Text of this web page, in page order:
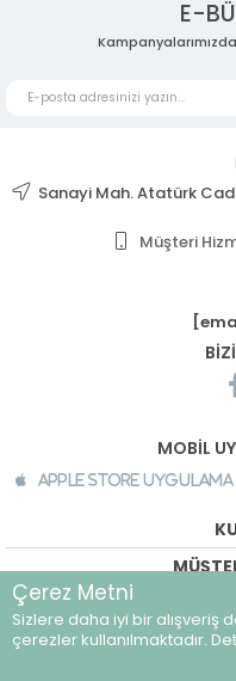
E-
Sanayi Mah. Atatürk
Müşteri
MOBİL
Apple Store Uygulama
©
Çerez Metni
Sizlere daha iyi bir alışveriş
çerezler kullanılmaktadır.